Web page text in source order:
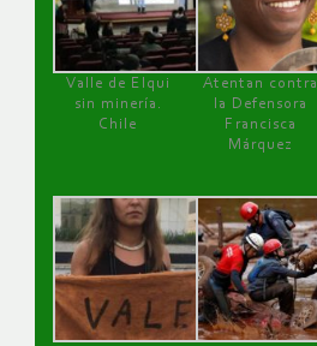
Valle de Elqui
sin minería.
Chile
Atentan contra
la Defensora
Francisca
Márquez